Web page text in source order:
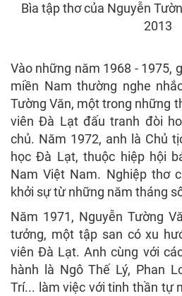
Bìa tập thơ của Nguyễn
2013
Vào những năm 1968 - 1975,
miền Nam thường nghe
Tường Văn, một trong những
viên Đà Lạt đấu tranh đòi
chủ. Năm 1972, anh là Chủ
học Đà Lạt, thuộc hiệp hội
Nam Việt Nam. Nghiệp thơ
khởi sự từ những năm tháng
Năm 1971, Nguyễn Tường
tưởng, một tập san có xu
viên Đà Lạt. Anh cùng với
hành là Ngô Thế Lý, Phan
Trí... làm việc với tinh thần tự